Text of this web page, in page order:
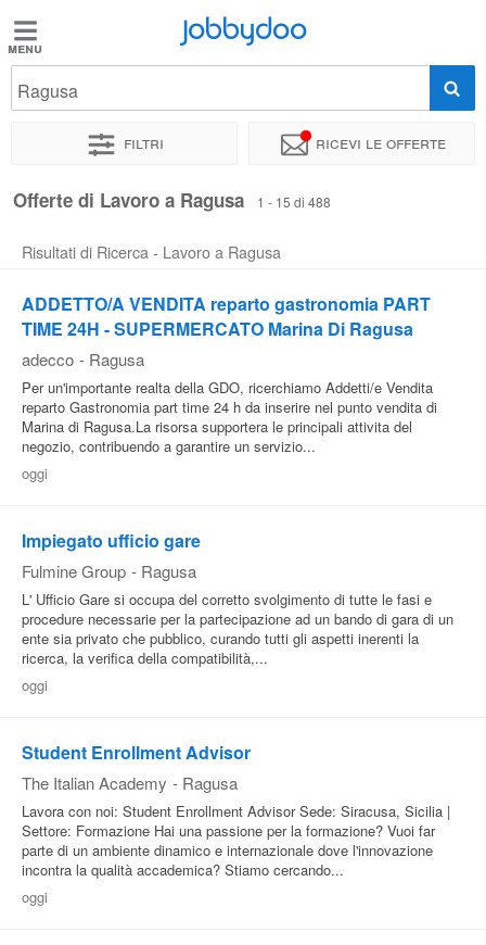
Jobbydoo
Offerte
Elenco
professioni
Blog
Offerte
Area
Aziende
Jobbydoo
Ragusa
Filtri Ricevi le offerte
Offerte di Lavoro a Ragusa 1 - 15 di 488
Risultati di Ricerca - Lavoro a Ragusa
ADDETTO/A VENDITA reparto gastronomia PART
TIME 24H - SUPERMERCATO Marina Di Ragusa
adecco - Ragusa
Per un'importante realta della GDO, ricerchiamo Addetti/e Vendita
reparto Gastronomia part time 24 h da inserire nel punto vendita di
Marina di Ragusa.La risorsa supportera le principali attivita del
negozio, contribuendo a garantire un servizio...
oggi
Impiegato ufficio gare
Fulmine Group - Ragusa
L' Ufficio Gare si occupa del corretto svolgimento di tutte le fasi e
procedure necessarie per la partecipazione ad un bando di gara di un
ente sia privato che pubblico, curando tutti gli aspetti inerenti la
ricerca, la verifica della compatibilità,...
oggi
Student Enrollment Advisor
The Italian Academy - Ragusa
Lavora con noi: Student Enrollment Advisor Sede: Siracusa, Sicilia |
Settore: Formazione Hai una passione per la formazione? Vuoi far
parte di un ambiente dinamico e internazionale dove l'innovazione
incontra la qualità accademica? Stiamo cercando...
oggi